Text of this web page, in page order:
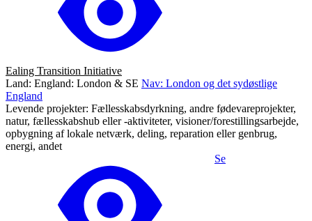
Ealing Transition Initiative
Land: England: London & SE Nav: London og det sydøstlige
England
Levende projekter: Fællesskabsdyrkning, andre fødevareprojekter,
natur, fællesskabshub eller -aktiviteter, visioner/forestillingsarbejde,
opbygning af lokale netværk, deling, reparation eller genbrug,
energi, andet
Se